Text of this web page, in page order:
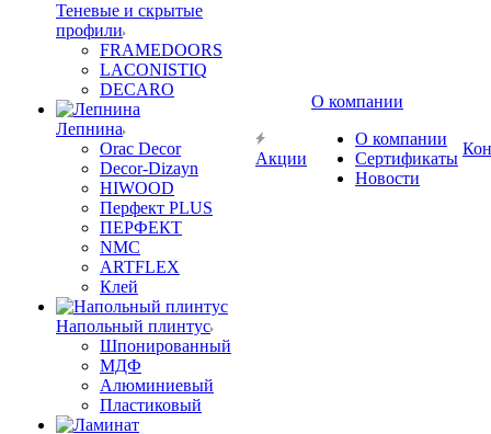
Теневые и скрытые
профили
FRAMEDOORS
LACONISTIQ
DECARO
Лепнина
Orac Decor
Decor-Dizayn
HIWOOD
Перфект PLUS
ПЕРФЕКТ
NMC
ARTFLEX
Клей
Напольный плинтус
Шпонированный
МДФ
Алюминиевый
Пластиковый
Акции
О компании
О компании
Сертификаты
Новости